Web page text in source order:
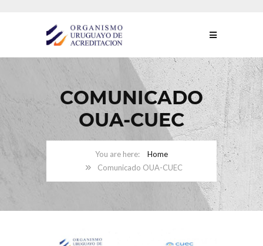
COMUNICADO
OUA-CUEC
Home
Comunicado OUA-CUEC